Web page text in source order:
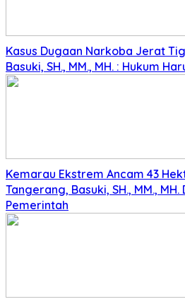
Kasus Dugaan Narkoba Jerat
Basuki, SH., MM., MH. : Hukum
Kemarau Ekstrem Ancam 43
Tangerang, Basuki, SH., MM.,
Pemerintah